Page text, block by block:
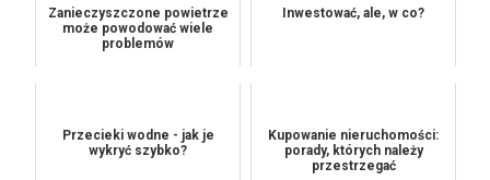
Zanieczyszczone powietrze
może powodować wiele
problemów
Inwestować, ale, w co?
Przecieki wodne - jak je
wykryć szybko?
Kupowanie nieruchomości:
porady, których należy
przestrzegać